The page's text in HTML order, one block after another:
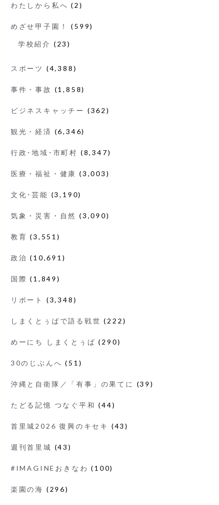
わたしから私へ (2)
めざせ甲子園！ (599)
学校紹介 (23)
スポーツ (4,388)
事件・事故 (1,858)
ビジネスキャッチー (362)
観光・経済 (6,346)
行政･地域･市町村 (8,347)
医療・福祉・健康 (3,003)
文化･芸能 (3,190)
気象・災害・自然 (3,090)
教育 (3,551)
政治 (10,691)
国際 (1,849)
リポート (3,348)
しまくとぅばで語る戦世 (222)
めーにち しまくとぅば (290)
30のじぶんへ (51)
沖縄と自衛隊／「有事」の果てに (39)
たどる記憶 つなぐ平和 (44)
首里城2026 復興のキセキ (43)
週刊首里城 (43)
#IMAGINEおきなわ (100)
楽園の海 (296)